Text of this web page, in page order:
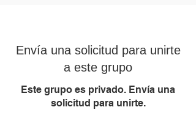
Envía una solicitud para unirte
a este grupo
Este grupo es privado. Envía una
solicitud para unirte.